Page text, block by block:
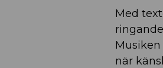
Med
när